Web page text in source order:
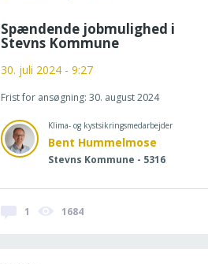
Spændende jobmulighed i
Stevns Kommune
30. juli 2024 - 9:27
Frist for ansøgning: 30. august 2024
Klima- og kystsikringsmedarbejder
Bent Hummelmose
Stevns Kommune - 5316
1 1684